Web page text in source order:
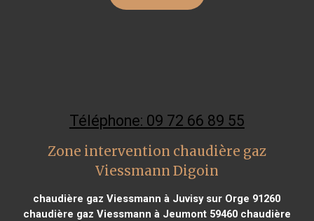
Téléphone: 09 72 66 89 55
Zone intervention chaudière gaz
Viessmann Digoin
chaudière gaz Viessmann à Juvisy sur Orge 91260
chaudière gaz Viessmann à Jeumont 59460chaudière